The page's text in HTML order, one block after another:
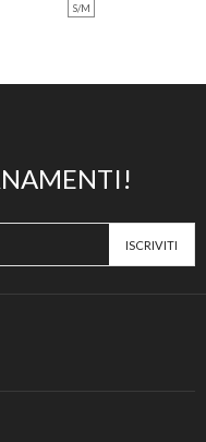
S/M